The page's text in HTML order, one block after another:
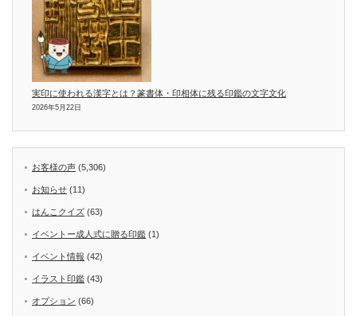
実印に使われる漢字とは？篆書体・印相体に残る印鑑の文字文化
2026年5月22日
お客様の声 (5,306)
お知らせ (11)
はんこクイズ (63)
イベントー成人式に贈る印鑑 (1)
イベント情報 (42)
イラスト印鑑 (43)
オプション (66)